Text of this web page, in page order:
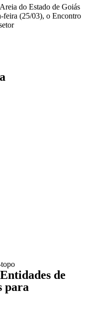
do Estado de Goiás
(25/03), o Encontro
de
para